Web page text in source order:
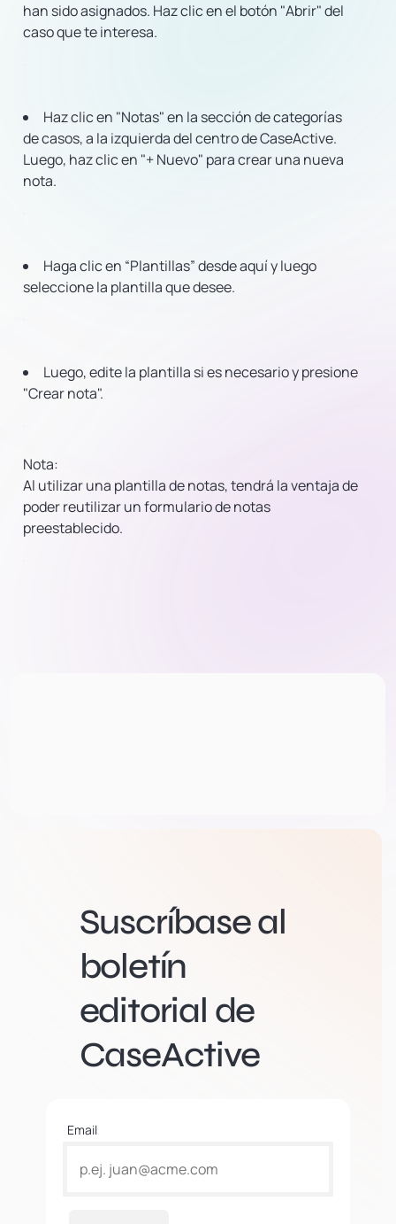
han sido asignados. Haz clic en el botón "Abrir" del
caso que te interesa.
Haz clic en "Notas" en la sección de categorías
de casos, a la izquierda del centro de CaseActive.
Luego, haz clic en "+ Nuevo" para crear una nueva
nota.
Haga clic en “Plantillas” desde aquí y luego
seleccione la plantilla que desee.
Luego, edite la plantilla si es necesario y presione
"Crear nota".
Nota:
Al utilizar una plantilla de notas, tendrá la ventaja de
poder reutilizar un formulario de notas
preestablecido.
Suscríbase al
boletín
editorial de
CaseActive
Email